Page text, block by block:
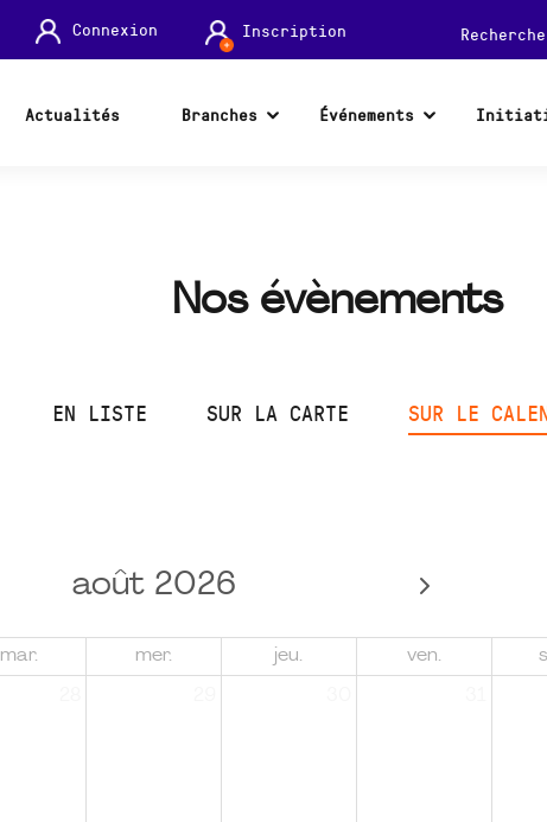
Connexion Inscription Recherche
Actualités Branches Événements
Nos évènements
EN LISTE SUR LA CARTE SUR LE
août 2026
mar. mer. jeu. ven.